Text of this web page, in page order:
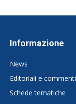
Informazione
News
Editoriali e commenti
Schede tematiche